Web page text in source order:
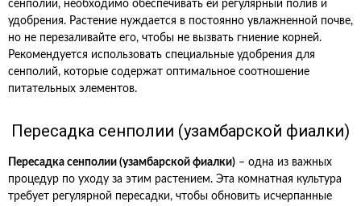
сенполии, необходимо обеспечивать ей регулярный полив и
удобрения. Растение нуждается в постоянно увлажненной почве,
но не перезаливайте его, чтобы не вызвать гниение корней.
Рекомендуется использовать специальные удобрения для
сенполий, которые содержат оптимальное соотношение
питательных элементов.
Пересадка сенполии (узамбарской фиалки)
Пересадка сенполии (узамбарской фиалки) – одна из важных
процедур по уходу за этим растением. Эта комнатная культура
требует регулярной пересадки, чтобы обновить исчерпанные